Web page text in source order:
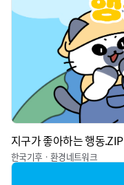
지구가 좋아하는 행동.ZIP
한국기후ㆍ환경네트워크